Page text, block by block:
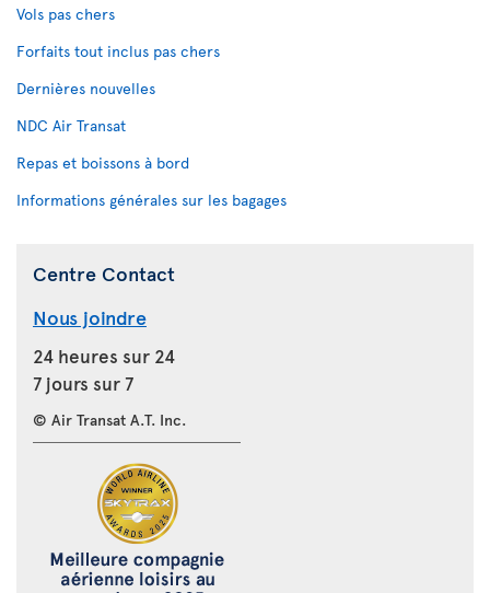
Vols pas chers
Forfaits tout inclus pas chers
Dernières nouvelles
NDC Air Transat
Repas et boissons à bord
Informations générales sur les bagages
Centre Contact
Nous joindre
24 heures sur 24
7 jours sur 7
© Air Transat A.T. Inc.